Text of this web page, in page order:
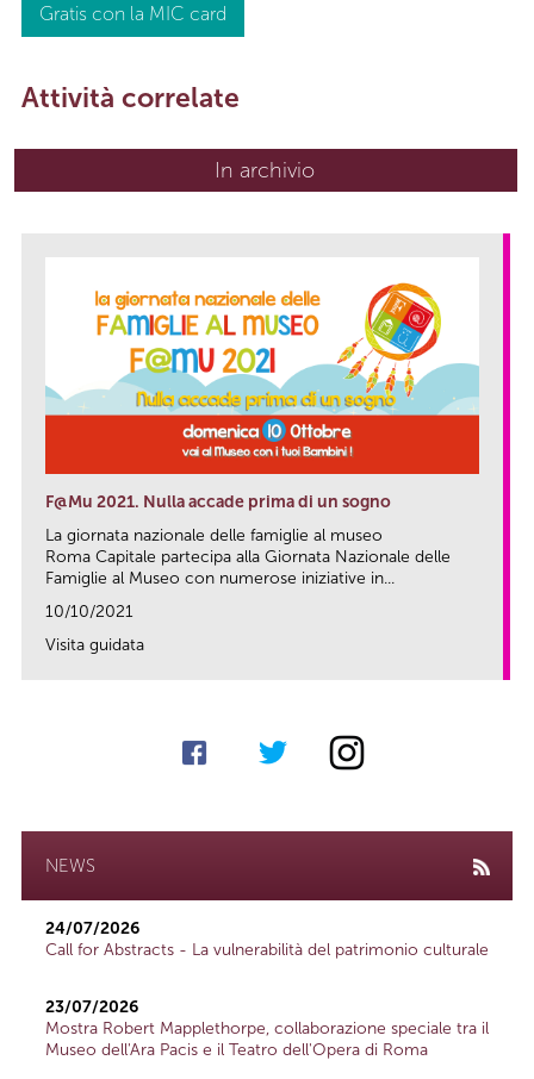
Gratis con la MIC card
Attività correlate
In archivio
F@Mu 2021. Nulla accade prima di un sogno
La giornata nazionale delle famiglie al museo
Roma Capitale partecipa alla Giornata Nazionale delle
Famiglie al Museo con numerose iniziative in...
10/10/2021
Visita guidata
NEWS
24/07/2026
Call for Abstracts - La vulnerabilità del patrimonio culturale
23/07/2026
Mostra Robert Mapplethorpe, collaborazione speciale tra il
Museo dell'Ara Pacis e il Teatro dell'Opera di Roma